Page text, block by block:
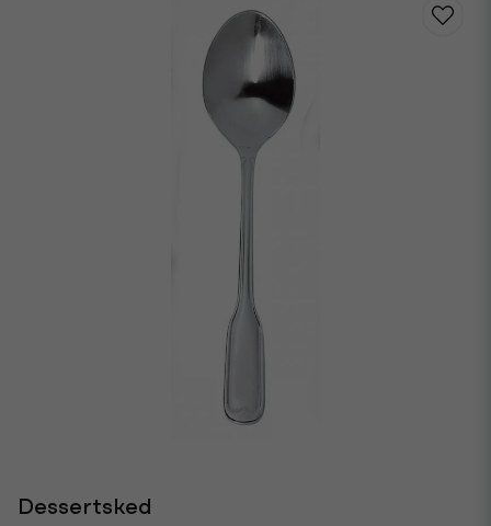
Dessertsked